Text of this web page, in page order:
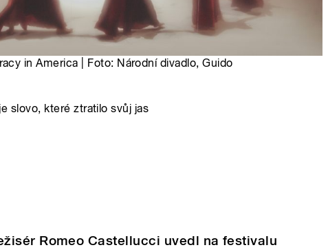
in America | Foto: Národní divadlo, Guido
slovo, které ztratilo svůj jas
Romeo Castellucci uvedl na festivalu